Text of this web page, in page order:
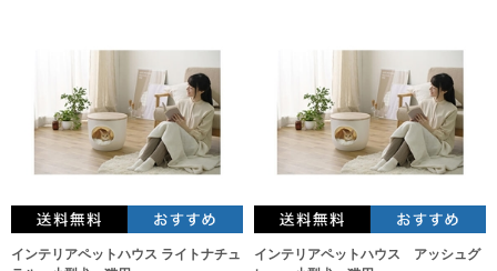
インテリアペットハウス ライトナチュ
インテリアペットハウス アッシュグ